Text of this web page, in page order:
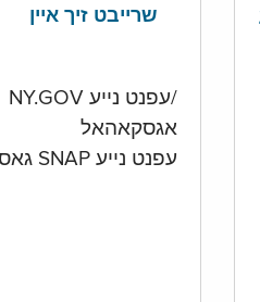
שרייבט זיך איין
/עפנט נייע NY.GOV
אגסקאהאל
עפנט נייע SNAP גאס אקאונט